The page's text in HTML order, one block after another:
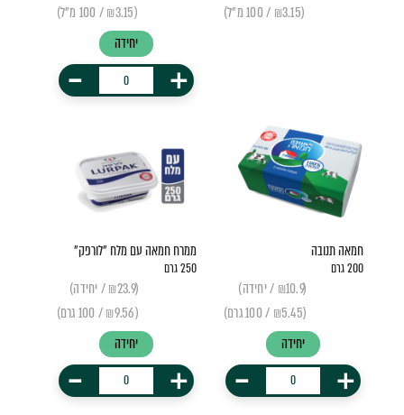
(₪3.15 / 100 מ"ל)
(₪3.15 / 100 מ"ל)
יחידה
+
-
חמאה תנובה
200 גרם
(₪10.9 / יחידה)
(₪5.45 / 100 גרם)
יחידה
+
-
ממרח חמאה עם מלח "לורפק"
250 גרם
(₪23.9 / יחידה)
(₪9.56 / 100 גרם)
יחידה
+
-